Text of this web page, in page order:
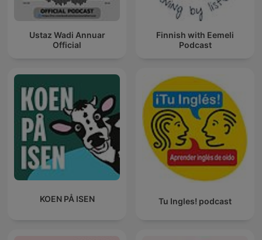
Ustaz Wadi Annuar
Official
Finnish with Eemeli
Podcast
KOEN PÅ ISEN Tu Ingles! podcast